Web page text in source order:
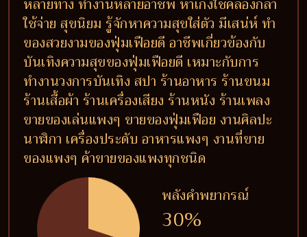
ใช้จ่าย สุขนิยม รู้จักหาความสุขใส่ตัว มีเสน่ห์ ทำ
ของสวยงามของฟุ่มเฟือยดี อาชีพเกี่ยวข้องกับ
บันเทิงความสุขของฟุ่มเฟือยดี เหมาะกับการ
ทำงานวงการบันเทิง สปา ร้านอาหาร ร้านขนม
ร้านเสื้อผ้า ร้านเครื่องเสียง ร้านหนัง ร้านเพลง
ขายของเล่นแพงๆ ขายของฟุ่มเฟือย งานศิลปะ
นาฬิกา เครื่องประดับ อาหารแพงๆ งานที่ขาย
ของแพงๆ ค้าขายของแพงทุกชนิด
พลังคำพยากรณ์
30%